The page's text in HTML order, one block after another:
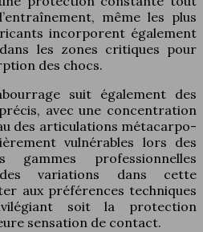
même les plus
incorporent également
les zones critiques pour
des chocs.
suit également des
avec une concentration
des articulations métacarpo-
vulnérables lors des
professionnelles
variations dans cette
aux préférences techniques
soit la protection
sensation de contact.